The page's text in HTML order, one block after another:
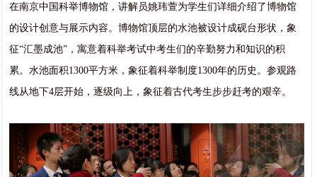
在南京中国科举博物馆，讲解员姚玮萱为学生们详细介绍了博物馆
的设计创意与展示内容。博物馆顶层的水池被设计成砚台形状，象
征“汇墨成池”，寓意着科举考试中考生们的辛勤努力和知识的积
累。水池面积1300平方米，象征着科举制度1300年的历史。参观路
线从地下4层开始，逐级向上，象征着古代考生步步赶考的艰辛。